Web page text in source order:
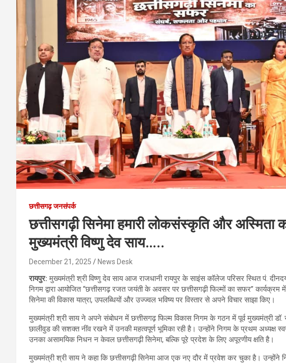
छत्तीसगढ़ जनसंपर्क
छत्तीसगढ़ी सिनेमा हमारी लोकसंस्कृति और अस्मिता
मुख्यमंत्री विष्णु देव साय…..
December 21, 2025 News Desk
रायपुर:मुख्यमंत्री श्री विष्णु देव साय आज राजधानी रायपुर के साइंस कॉलेज परिसर स्थित पं.
निगम द्वारा आयोजित “छत्तीसगढ़ रजत जयंती के अवसर पर छत्तीसगढ़ी फिल्मों का सफर”
सिनेमा की विकास यात्रा, उपलब्धियों और उज्ज्वल भविष्य पर विस्तार से अपने विचार साझा किए।
मुख्यमंत्री श्री साय ने अपने संबोधन में छत्तीसगढ़ फिल्म विकास निगम के गठन में पूर्व मुख्यमंत्री
छालीवुड की सशक्त नींव रखने में उनकी महत्वपूर्ण भूमिका रही है। उन्होंने निगम के प्रथम अध्यक्ष
उनका असामयिक निधन न केवल छत्तीसगढ़ी सिनेमा, बल्कि पूरे प्रदेश के लिए अपूरणीय क्षति है।
मुख्यमंत्री श्री साय ने कहा कि छत्तीसगढ़ी सिनेमा आज एक नए दौर में प्रवेश कर चुका है। उन्होंने